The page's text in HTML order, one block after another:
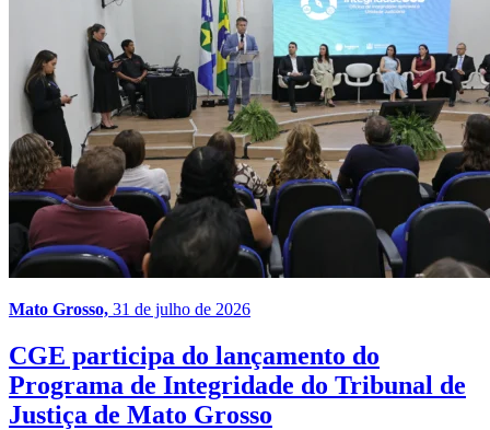
Mato Grosso, 31 de julho de 2026
CGE participa do lançamento do
Programa de Integridade do Tribunal de
Justiça de Mato Grosso